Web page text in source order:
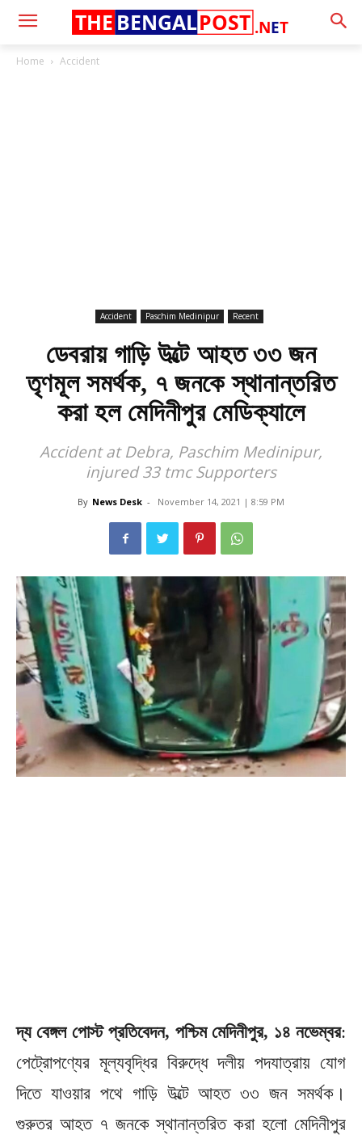
.NET
THE BENGALPOST
Home Accident
Accident Paschim Medinipur Recent
ডেবরায় গাড়ি উল্টে আহত ৩৩ জন
তৃণমূল সমর্থক, ৭ জনকে স্থানান্তরিত
করা হল মেদিনীপুর মেডিক্যালে
Accident at Debra, Paschim Medinipur,
injured 33 tmc Supporters
By News Desk - November 14, 2021 | 8:59 PM
দ্য বেঙ্গল পোস্ট প্রতিবেদন, পশ্চিম মেদিনীপুর, ১৪ নভেম্বর:
পেট্রোপণ্যের মূল্যবৃদ্ধির বিরুদ্ধে দলীয় পদযাত্রায় যোগ
দিতে যাওয়ার পথে গাড়ি উল্টে আহত ৩৩ জন সমর্থক।
গুরুতর আহত ৭ জনকে স্থানান্তরিত করা হলো মেদিনীপুর